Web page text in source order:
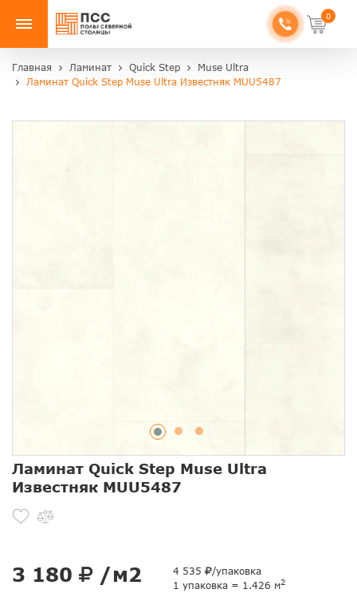
0
Главная Ламинат Quick Step
Muse Ultra
Ламинат Quick Step Muse Ultra Известняк MUU5487
Ламинат Quick Step Muse Ultra
Известняк MUU5487
3 180 /м2 4 535
/упаковка
1 упаковка = 1.426 м2